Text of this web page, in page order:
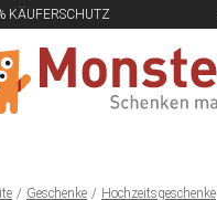
KÄUFERSCHUTZ
Geschenke Hochzeitsgeschenke